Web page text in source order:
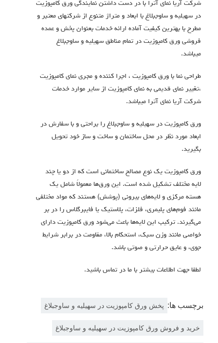
شرکت آریا نمای آترا با در دست داشتن نمایندگی ورق کامپوزیت
در سهیلیه و ساوجبلاغ با ابعاد و متراژ متنوع از شرکتهای معتبر و
مطرح با بهترین کیفیت آماده ارائه خدمات بعنوان پخش و عمده
فروشی ورق کامپوزیت در تمام مناطق سهیلیه و ساوجبلاغ
میباشد.
طراحی نما با ورق کامپوزیت ، اجرا کننده و مجری نمای کامپوزیت
،تغییر نمای قدیمی به نمای کامپوزیت از سایر موارد خدمات
شرکت آریا نمای آترا میباشد.
ورق کامپوزیت در سهیلیه و ساوجبلاغ را براحتی و با سفارش در
ابعاد مورد نظر در محل ساختمان و ساخت و ساز خود تحویل
بگیرید.
ورق کامپوزیت یک نوع مصالح ساختمانی است که از دو یا چند
لایه مختلف تشکیل شده است. این ورق‌ها معمولاً شامل یک
هسته مرکزی و لایه‌های بیرونی (پوشش) هستند که مواد مختلفی
مانند فوم‌های پلیمری، فلزات، پلاستیک یا فایبرگلاس را در بر
می‌گیرند. ترکیب این لایه‌ها باعث می‌شود ورق کامپوزیت دارای
خواصی مانند وزن سبک، استحکام بالا، مقاومت در برابر شرایط
جوی، و عایق حرارتی و صوتی باشد.
لطفا جهت اطلاعات بیشتر با ما در تماس باشید.
برچسب ها: پخش ورق کامپوزیت در سهیلیه و ساوجبلاغ
خرید و فروش ورق کامپوزیت در سهیلیه و ساوجبلاغ